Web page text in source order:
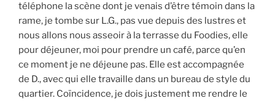
téléphone la scène dont je venais d’être témoin dans la
rame, je tombe sur L.G., pas vue depuis des lustres et
nous allons nous asseoir à la terrasse du Foodies, elle
pour déjeuner, moi pour prendre un café, parce qu’en
ce moment je ne déjeune pas. Elle est accompagnée
de D., avec qui elle travaille dans un bureau de style du
quartier. Coïncidence, je dois justement me rendre le